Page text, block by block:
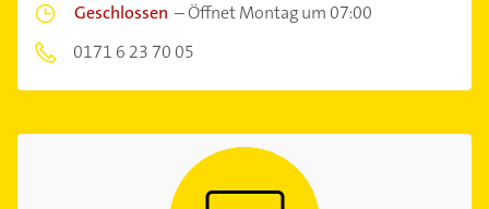
Geschlossen –Öffnet Montag um 07:00
0171 6 23 70 05